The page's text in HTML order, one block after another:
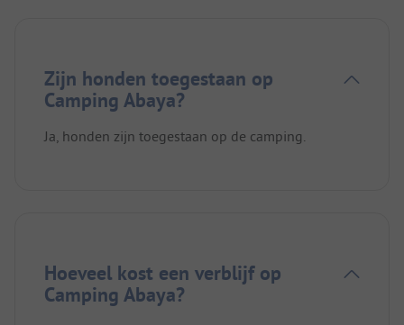
Zijn honden toegestaan op
Camping Abaya?
Ja, honden zijn toegestaan op de camping.
Hoeveel kost een verblijf op
Camping Abaya?